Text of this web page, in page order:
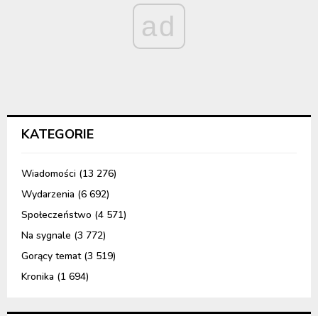
ad
KATEGORIE
Wiadomości (13 276)
Wydarzenia (6 692)
Społeczeństwo (4 571)
Na sygnale (3 772)
Gorący temat(3 519)
Kronika (1 694)